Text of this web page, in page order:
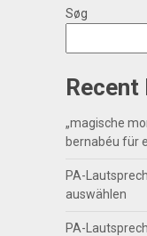
Søg
Recent
„magische
bernabéu für
PA-
auswählen
PA-